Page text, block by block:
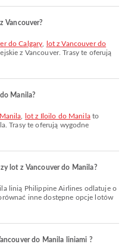
Vancouver?
do Calgary
lot z Vancouver do
z Vancouver. Trasy te oferują
Manila?
lot z Iloilo do Manilato
Trasy te oferują wygodne
lot z Vancouver do Manila?
inne dostępne opcje lotów
do Manila liniami ?